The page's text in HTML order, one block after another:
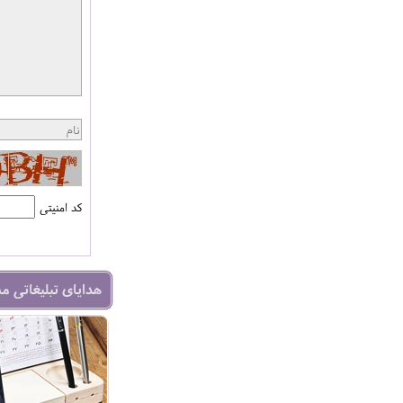
کد امنیتی
هدایای تبلیغاتی